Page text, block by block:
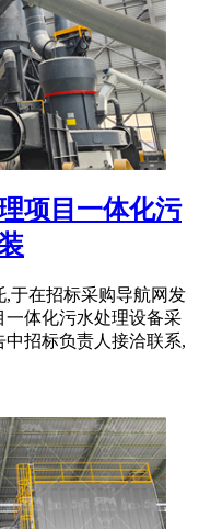
项目一体化污
在招标采购导航网发
体化污水处理设备采
招标负责人接洽联系,